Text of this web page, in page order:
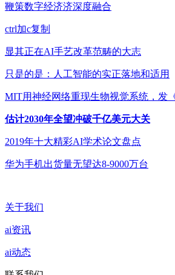
鞭策数字经济济深度融合
ctrl加c复制
显其正在AI手艺改革范畴的大志
只是的是：人工智能的实正落地和适用
MIT用神经网络重现生物视觉系统，发
估计2030年全望冲破千亿美元大关
2019年十大精彩AI学术论文盘点
华为手机出货量无望达8-9000万台
关于我们
ai资讯
ai动态